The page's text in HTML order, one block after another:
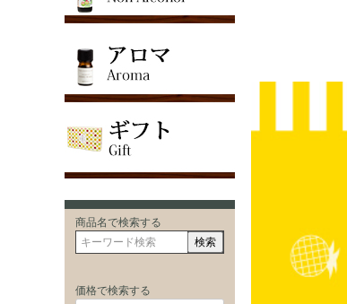
商品名で検索する
検索
価格で検索する